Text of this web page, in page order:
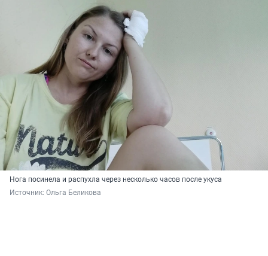
Нога посинела и распухла через несколько часов после укуса
Источник: Ольга Беликова